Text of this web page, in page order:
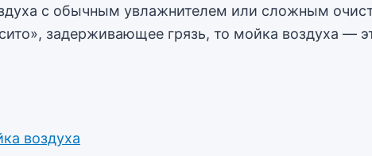
с обычным увлажнителем или сложным
задерживающее грязь, то мойка воздуха
воздуха